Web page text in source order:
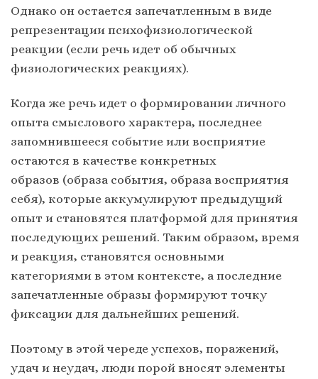
Однако он остается запечатленным в виде
репрезентации психофизиологической
реакции (если речь идет об обычных
физиологических реакциях).
Когда же речь идет о формировании личного
опыта смыслового характера, последнее
запомнившееся событие или восприятие
остаются в качестве конкретных
образов (образа события, образа восприятия
себя), которые аккумулируют предыдущий
опыт и становятся платформой для принятия
последующих решений. Таким образом, время
и реакция, становятся основными
категориями в этом контексте, а последние
запечатленные образы формируют точку
фиксации для дальнейших решений.
Поэтому в этой череде успехов, поражений,
удач и неудач, люди порой вносят элементы